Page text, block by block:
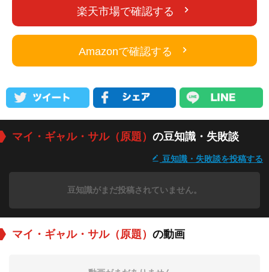
楽天市場で確認する
Amazonで確認する
マイ・ギャル・サル（原題） の豆知識・失敗談
豆知識・失敗談を投稿する
豆知識がまだ投稿されていません。
マイ・ギャル・サル（原題） の動画